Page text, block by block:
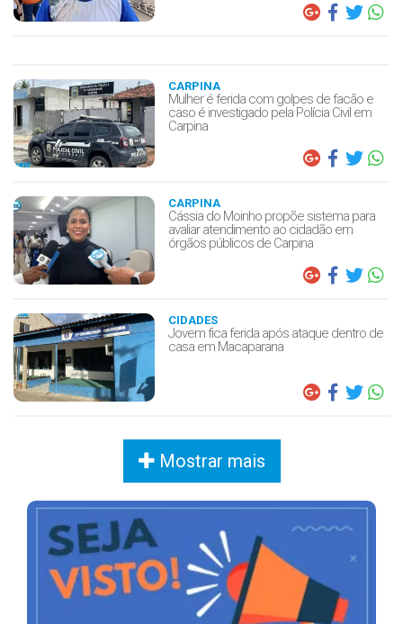
CARPINA
Mulher é ferida com golpes de facão e
caso é investigado pela Polícia Civil em
Carpina
CARPINA
Cássia do Moinho propõe sistema para
avaliar atendimento ao cidadão em
órgãos públicos de Carpina
CIDADES
Jovem fica ferida após ataque dentro de
casa em Macaparana
Mostrar mais